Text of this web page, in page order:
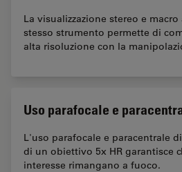
La visualizzazione stereo e
stesso strumento permette di
alta risoluzione con la
Uso parafocale e
L'uso parafocale e paracentrale
di un obiettivo 5x HR garantisce
interesse rimangano a fuoco.